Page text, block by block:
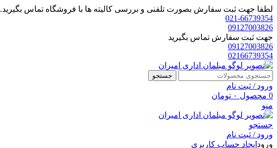
لطفا جهت ثبت سفارش بصورت تلفنی و بررسی کالیته ها با فروشگاه تماس بگیرید.
021-66739354
09127003826
جهت ثبت سفارش تماس بگیرید
09127003826
02166739354
جستجو
ورود / ثبت نام
0 محصول ۰ تومان
منو
جستجو
ورود / ثبت نام
ورود ایجاد حساب کاربری